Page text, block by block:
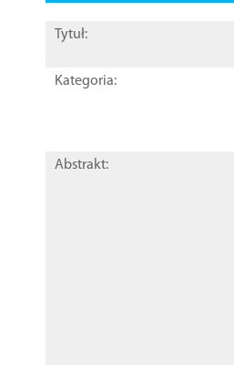
Tytuł:
Kategoria:
Abstrakt: